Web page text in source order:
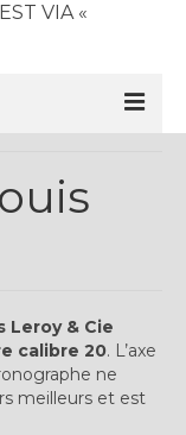
VIA «
Leroy & Cie
calibre 20. L’axe
ne
meilleurs et est